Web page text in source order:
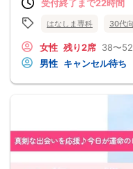
受付終了まで22時間
はなしま専科 30代
女性 残り2席 38〜
男性 キャンセル待ち